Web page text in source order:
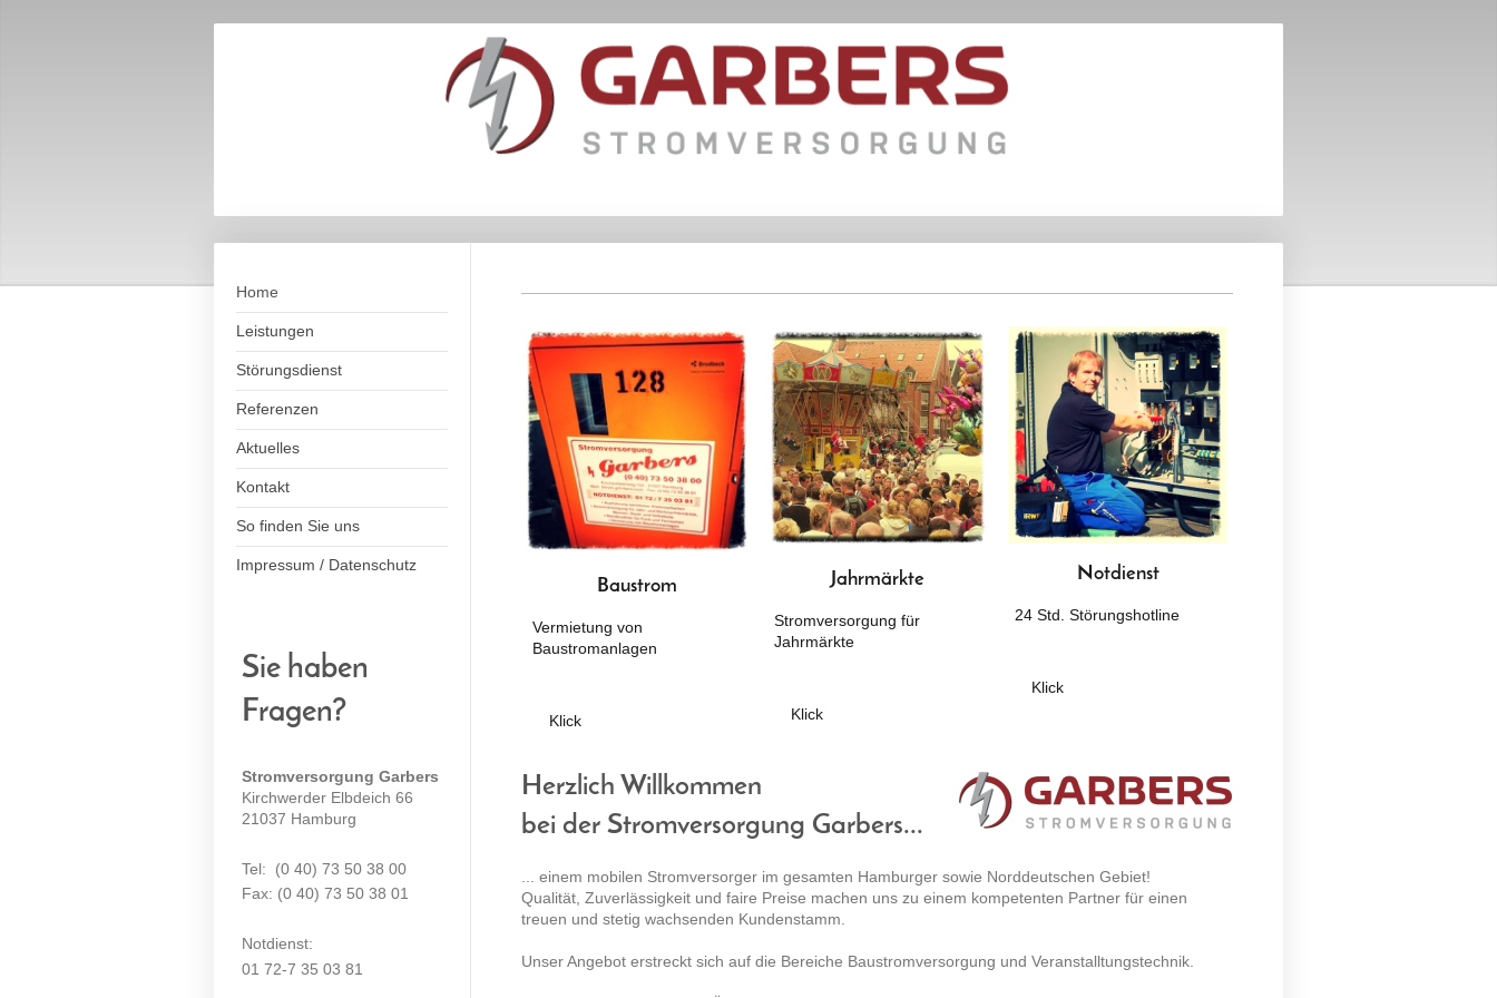
Home
Leistungen
Störungsdienst
Referenzen
Aktuelles
Kontakt
So finden Sie uns
Impressum / Datenschutz
Baustrom
Vermietung von
Baustromanlagen
Klick
Jahrmärkte
Stromversorgung für
Jahrmärkte
Klick
Notdienst
24 Std. Störungshotline
Klick
Herzlich Willkommen
bei der Stromversorgung Garbers...
... einem mobilen Stromversorger im gesamten Hamburger sowie Norddeutschen Gebiet!
Qualität, Zuverlässigkeit und faire Preise machen uns zu einem kompetenten Partner für einen
treuen und stetig wachsenden Kundenstamm.
Unser Angebot erstreckt sich auf die Bereiche Baustromversorgung und Veranstalltungstechnik.
Sie haben
Fragen?
Stromversorgung Garbers
Kirchwerder Elbdeich 66
21037 Hamburg
Tel: (0 40) 73 50 38 00
Fax: (0 40) 73 50 38 01
Notdienst:
01 72-7 35 03 81